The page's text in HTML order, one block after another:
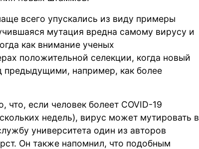
всего упускались из виду примеры
мутация вредна самому вирусу и
как внимание ученых
положительной селекции, когда новый
например, как более
что, если человек болеет СOVID-19
недель), вирус может мутировать в
университета один из авторов
Он также напомнил, что подобным